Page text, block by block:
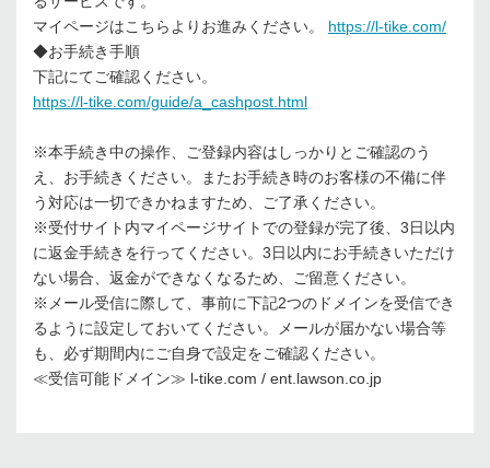
マイページはこちらよりお進みください。 https://l-tike.com/
◆お手続き手順
下記にてご確認ください。
https://l-tike.com/guide/a_cashpost.html
※本手続き中の操作、ご登録内容はしっかりとご確認のう
え、お手続きください。またお手続き時のお客様の不備に伴
う対応は一切できかねますため、ご了承ください。
※受付サイト内マイページサイトでの登録が完了後、3日以内
に返金手続きを行ってください。3日以内にお手続きいただけ
ない場合、返金ができなくなるため、ご留意ください。
※メール受信に際して、事前に下記2つのドメインを受信でき
るように設定しておいてください。メールが届かない場合等
も、必ず期間内にご自身で設定をご確認ください。
≪受信可能ドメイン≫ l-tike.com / ent.lawson.co.jp